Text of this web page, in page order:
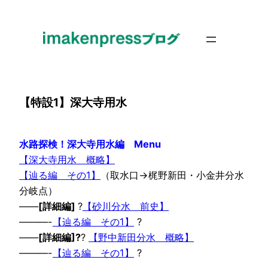
【特設1】深大寺用水
水路探検！深大寺用水編 Menu
【深大寺用水 概略】
【辿る編 その1】
（取水口→梶野新田・小金井分水
分岐点）
——[詳細編] ? 【砂川分水 前史】
———- 【辿る編 その1】
?
——[詳細編]??
【野中新田分水 概略】
———- 【辿る編 その1】
?